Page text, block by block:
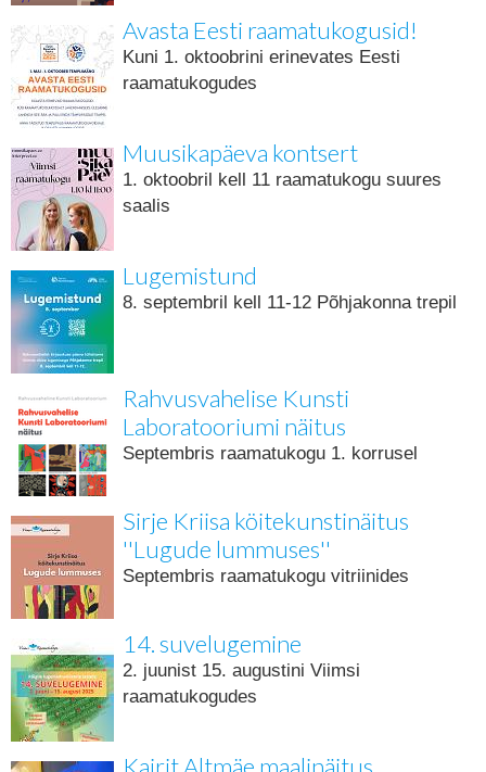
Avasta Eesti raamatukogusid!
Kuni 1. oktoobrini erinevates Eesti
raamatukogudes
Muusikapäeva kontsert
1. oktoobril kell 11 raamatukogu suures
saalis
Lugemistund
8. septembril kell 11-12 Põhjakonna trepil
Rahvusvahelise Kunsti
Laboratooriumi näitus
Septembris raamatukogu 1. korrusel
Sirje Kriisa köitekunstinäitus
''Lugude lummuses''
Septembris raamatukogu vitriinides
14. suvelugemine
2. juunist 15. augustini Viimsi
raamatukogudes
Kairit Altmäe maalinäitus